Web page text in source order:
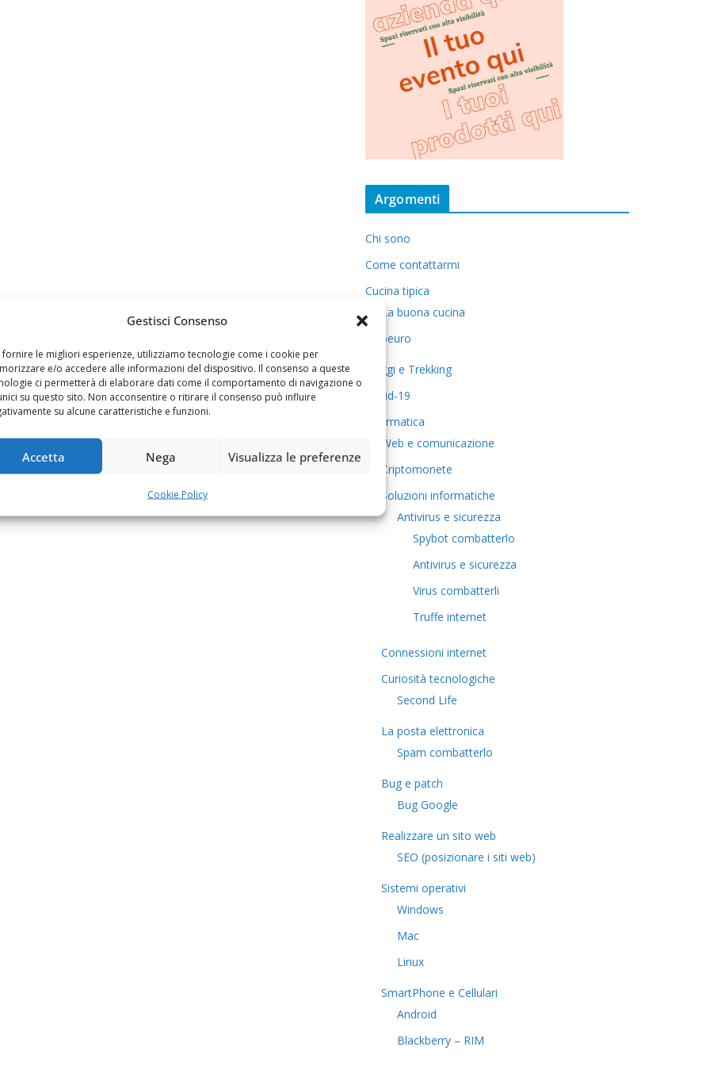
Gestisci Consenso
fornire le migliori esperienze, utilizziamo tecnologie come i cookie per
e/o accedere alle informazioni del dispositivo. Il consenso a queste
ci permetterà di elaborare dati come il comportamento di navigazione o
su questo sito. Non acconsentire o ritirare il consenso può influire
su alcune caratteristiche e funzioni.
Accetta Nega Visualizza le preferenze
Cookie Policy
Argomenti
Chi sono
Come contattarmi
Cucina tipica
La buona cucina
5euro
Viaggi e Trekking
Covid-19
Informatica
Web e comunicazione
Criptomonete
Soluzioni informatiche
Antivirus e sicurezza
Spybot combatterlo
Antivirus e sicurezza
Virus combatterli
Truffe internet
Connessioni internet
Curiosità tecnologiche
​Second Life
La posta elettronica
Spam combatterlo
Bug e patch
Bug Google
Realizzare un sito web
SEO (posizionare i siti web)
Sistemi operativi
Windows
Mac
Linux
SmartPhone e Cellulari
Android
Blackberry – RIM